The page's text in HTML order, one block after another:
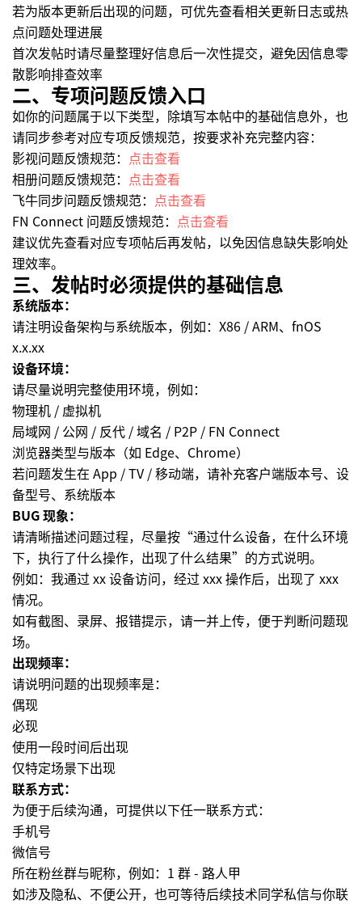
若为版本更新后出现的问题，可优先查看相关更新日志或热
点问题处理进展
首次发帖时请尽量整理好信息后一次性提交，避免因信息零
散影响排查效率
二、专项问题反馈入口
如你的问题属于以下类型，除填写本帖中的基础信息外，也
请同步参考对应专项反馈规范，按要求补充完整内容：
影视问题反馈规范： 点击查看
相册问题反馈规范： 点击查看
飞牛同步问题反馈规范： 点击查看
FN Connect 问题反馈规范： 点击查看
建议优先查看对应专项帖后再发帖，以免因信息缺失影响处
理效率。
三、发帖时必须提供的基础信息
系统版本：
请注明设备架构与系统版本，例如：X86 / ARM、fnOS
x.x.xx
设备环境：
请尽量说明完整使用环境，例如：
物理机 / 虚拟机
局域网 / 公网 / 反代 / 域名 / P2P / FN Connect
浏览器类型与版本（如 Edge、Chrome）
若问题发生在 App / TV / 移动端，请补充客户端版本号、设
备型号、系统版本
BUG 现象：
请清晰描述问题过程，尽量按“通过什么设备，在什么环境
下，执行了什么操作，出现了什么结果”的方式说明。
例如：我通过 xx 设备访问，经过 xxx 操作后，出现了 xxx
情况。
如有截图、录屏、报错提示，请一并上传，便于判断问题现
场。
出现频率：
请说明问题的出现频率是：
偶现
必现
使用一段时间后出现
仅特定场景下出现
联系方式：
为便于后续沟通，可提供以下任一联系方式：
手机号
微信号
所在粉丝群与昵称，例如：1 群 - 路人甲
如涉及隐私、不便公开，也可等待后续技术同学私信与你联